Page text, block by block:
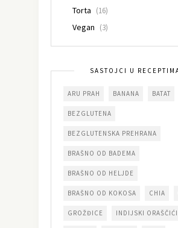
Torta (16)
Vegan (3)
SASTOJCI U
ARU PRAH BANANA BATAT
BEZGLUTENA
BEZGLUTENSKA PREHRANA
BRAŠNO OD BADEMA
BRAŠNO OD HELJDE
BRAŠNO OD KOKOSA CHIA
GROŽĐICE INDIJSKI ORAŠČIĆI